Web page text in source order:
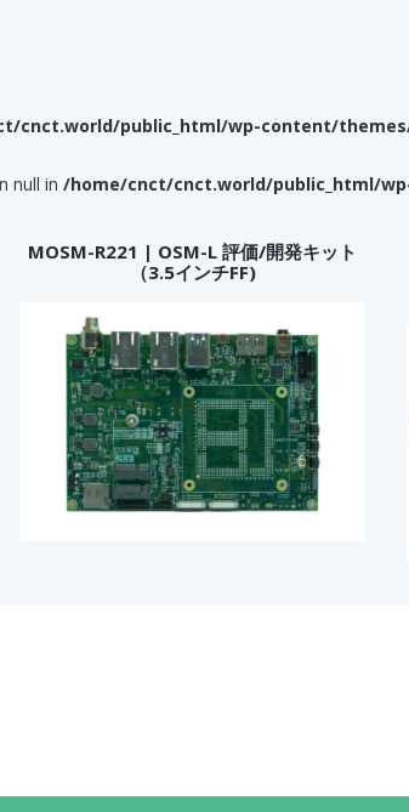
cnct.world/public_html/wp-content/
null in /home/cnct/cnct.world/public_html/
MOSM-R221 | OSM-L 評価/開発キット
（3.5インチFF)